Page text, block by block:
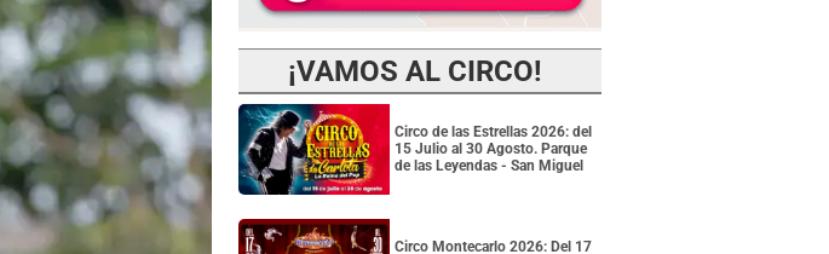
¡VAMOS AL CIRCO!
Circo de las Estrellas 2026: del
15 Julio al 30 Agosto. Parque
de las Leyendas - San Miguel
Circo Montecarlo 2026: Del 17